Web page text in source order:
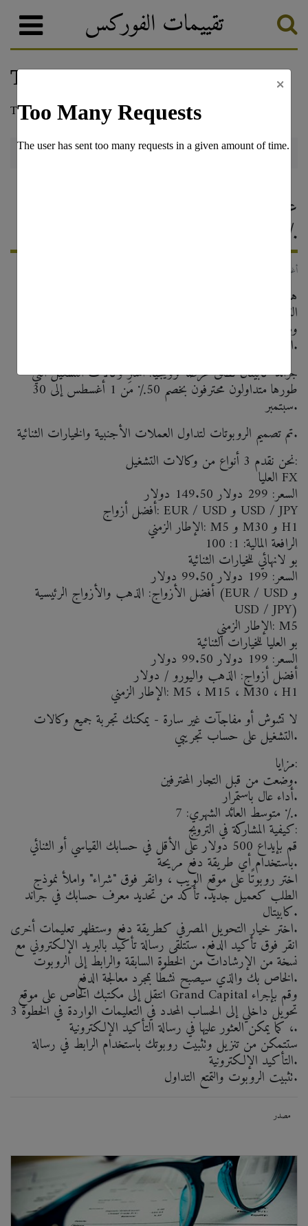
تقييمات الفوركس
تصنيف الفوركس أخبار الفوركس والترقيات
عرض خاص: تداول الروبوتات بخصم
50٪
12 أغسطس, 2019
هل تريد التداول لتحقيق ربح حقيقي؟ ألق نظرة على وكالات
التشغيل التي طورها خبراء تداول العملات الأجنبية. إن تحليل
وضع السوق والتصرف وفقًا للتنبؤات الدقيقة هي نفس الأشياء
التي تؤديها روبوتات التداول بشكل أفضل.
جراند كابيتال تطلق عرضًا ترويجيًا: اشترِ وكالات التشغيل التي
طورها متداولون محترفون بخصم 50٪ من 1 أغسطس إلى 30
سبتمبر.
تم تصميم الروبوتات لتداول العملات الأجنبية والخيارات الثنائية.
نحن نقدم 3 أنواع من وكالات التشغيل:
العليا FX
السعر: 299 دولار 149.50 دولار
أفضل أزواج: EUR / USD و USD / JPY
الإطار الزمني: M5 و M30 و H1
الرافعة المالية: 1: 100
بو لانهائي للخيارات الثنائية
السعر: 199 دولار 99.50 دولار
أفضل الأزواج: الذهب والأزواج الرئيسية (EUR / USD و
USD / JPY)
الإطار الزمني: M5
بو العليا للخيارات الثنائية
السعر: 199 دولار 99.50 دولار
أفضل أزواج: الذهب واليورو / دولار
الإطار الزمني: M5 ، M15 ، M30 ، H1
لا تشوش أو مفاجآت غير سارة - يمكنك تجربة جميع وكالات
التشغيل على حساب تجريبي.
مزايا:
وضعت من قبل التجار المحترفين.
أداء عال باستمرار.
متوسط ​​العائد الشهري: 7 ٪.
كيفية المشاركة في الترويج:
قم بإيداع 500 دولار على الأقل في حسابك القياسي أو الثنائي
باستخدام أي طريقة دفع مريحة.
اختر روبوتًا على موقع الويب ، وانقر فوق "شراء" واملأ نموذج
الطلب كعميل جديد. تأكد من تحديد معرف حسابك في جراند
كابيتال.
اختر خيار التحويل المصرفي كطريقة دفع وستظهر تعليمات أخرى.
انقر فوق تأكيد الدفع. ستتلقى رسالة تأكيد بالبريد الإلكتروني مع
نسخة من الإرشادات من الخطوة السابقة والرابط إلى الروبوت
الخاص بك والذي سيصبح نشطًا بمجرد معالجة الدفع.
انتقل إلى مكتبك الخاص على موقع Grand Capital وقم بإجراء
تحويل داخلي إلى الحساب المحدد في التعليمات الواردة في الخطوة 3
، كما يمكن العثور عليها في رسالة التأكيد الإلكترونية.
ستتمكن من تنزيل وتثبيت روبوتك باستخدام الرابط في رسالة
التأكيد الإلكترونية.
تثبيت الروبوت والتمتع التداول.
مصدر
×